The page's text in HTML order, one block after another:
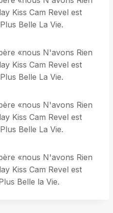
Kiss Cam Revel est
Belle La Vie.
«nous N'avons Rien
Kiss Cam Revel est
Belle La Vie.
«nous N'avons Rien
Kiss Cam Revel est
Belle La Vie.
«nous N'avons Rien
Kiss Cam Revel est
Belle la Vie.